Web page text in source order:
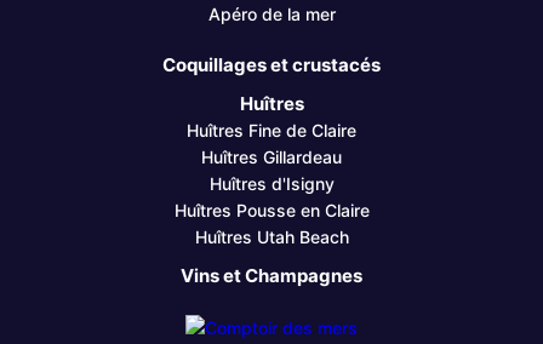
Apéro de la mer
Coquillages et crustacés
Huîtres
Huîtres Fine de Claire
Huîtres Gillardeau
Huîtres d'Isigny
Huîtres Pousse en Claire
Huîtres Utah Beach
Vins et Champagnes